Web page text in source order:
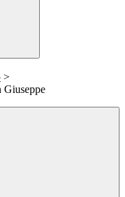
>
Giuseppe